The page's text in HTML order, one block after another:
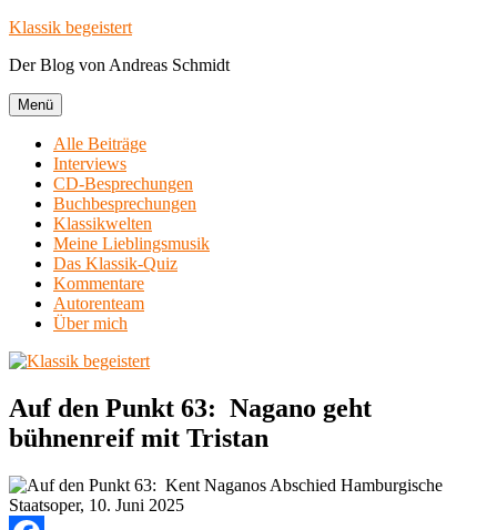
Zum
springen
Klassik begeistert
Der Blog von Andreas Schmidt
Menü
Alle Beiträge
Interviews
CD-Besprechungen
Buchbesprechungen
Klassikwelten
Meine Lieblingsmusik
Das Klassik-Quiz
Kommentare
Autorenteam
Über mich
Auf den Punkt 63: Nagano geht
bühnenreif mit Tristan